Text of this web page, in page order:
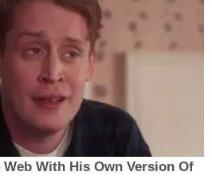
With His Own Version Of